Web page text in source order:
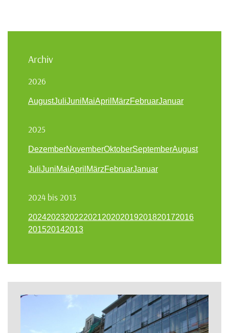
Archiv
2026
AugustJuliJuniMaiApril MärzFebruarJanuar
2025
DezemberNovemberOktoberSeptemberAugust
JuliJuniMaiApril MärzFebruarJanuar
2024 bis 2013
202420232022202120202019201820172016
201520142013